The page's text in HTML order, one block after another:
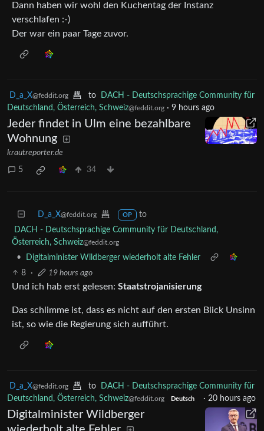
Dann haben wir wohl den Kuchentag der Instanz
verschlafen :-)
Der war ein paar Tage zuvor.
D_a_X@feddit.org to
DACH - Deutschsprachige Community für
Deutschland, Österreich, Schweiz@feddit.org · 9 hours ago
Jeder findet in Ulm eine bezahlbare
Wohnung
krautreporter.de
5 34
D_a_X@feddit.org OP
to
DACH - Deutschsprachige Community für Deutschland,
Österreich, Schweiz@feddit.org
•
Digitalminister Wildberger wiederholt alte Fehler
8
· 19 hours ago
Und ich hab erst gelesen: Staatstrojanisierung
Das schlimme ist, dass es nicht auf den ersten Blick Unsinn
ist, so wie die Regierung sich aufführt.
D_a_X@feddit.org to
DACH - Deutschsprachige Community für
Deutschland, Österreich, Schweiz@feddit.org Deutsch · 20 hours ago
Digitalminister Wildberger